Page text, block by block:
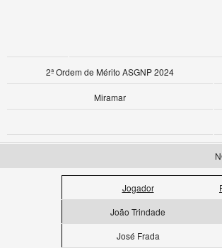
2ª Ordem de Mérito ASGNP 2024
Miramar
Jogador
João Trindade
José Frada